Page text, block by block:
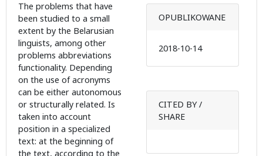
The problems that have
been studied to a small
extent by the Belarusian
linguists, among other
problems abbreviations
functionality. Depending
on the use of acronyms
can be either autonomous
or structurally related. Is
taken into account
position in a specialized
text: at the beginning of
the text, according to the
OPUBLIKOWANE
2018-10-14
CITED BY /
SHARE